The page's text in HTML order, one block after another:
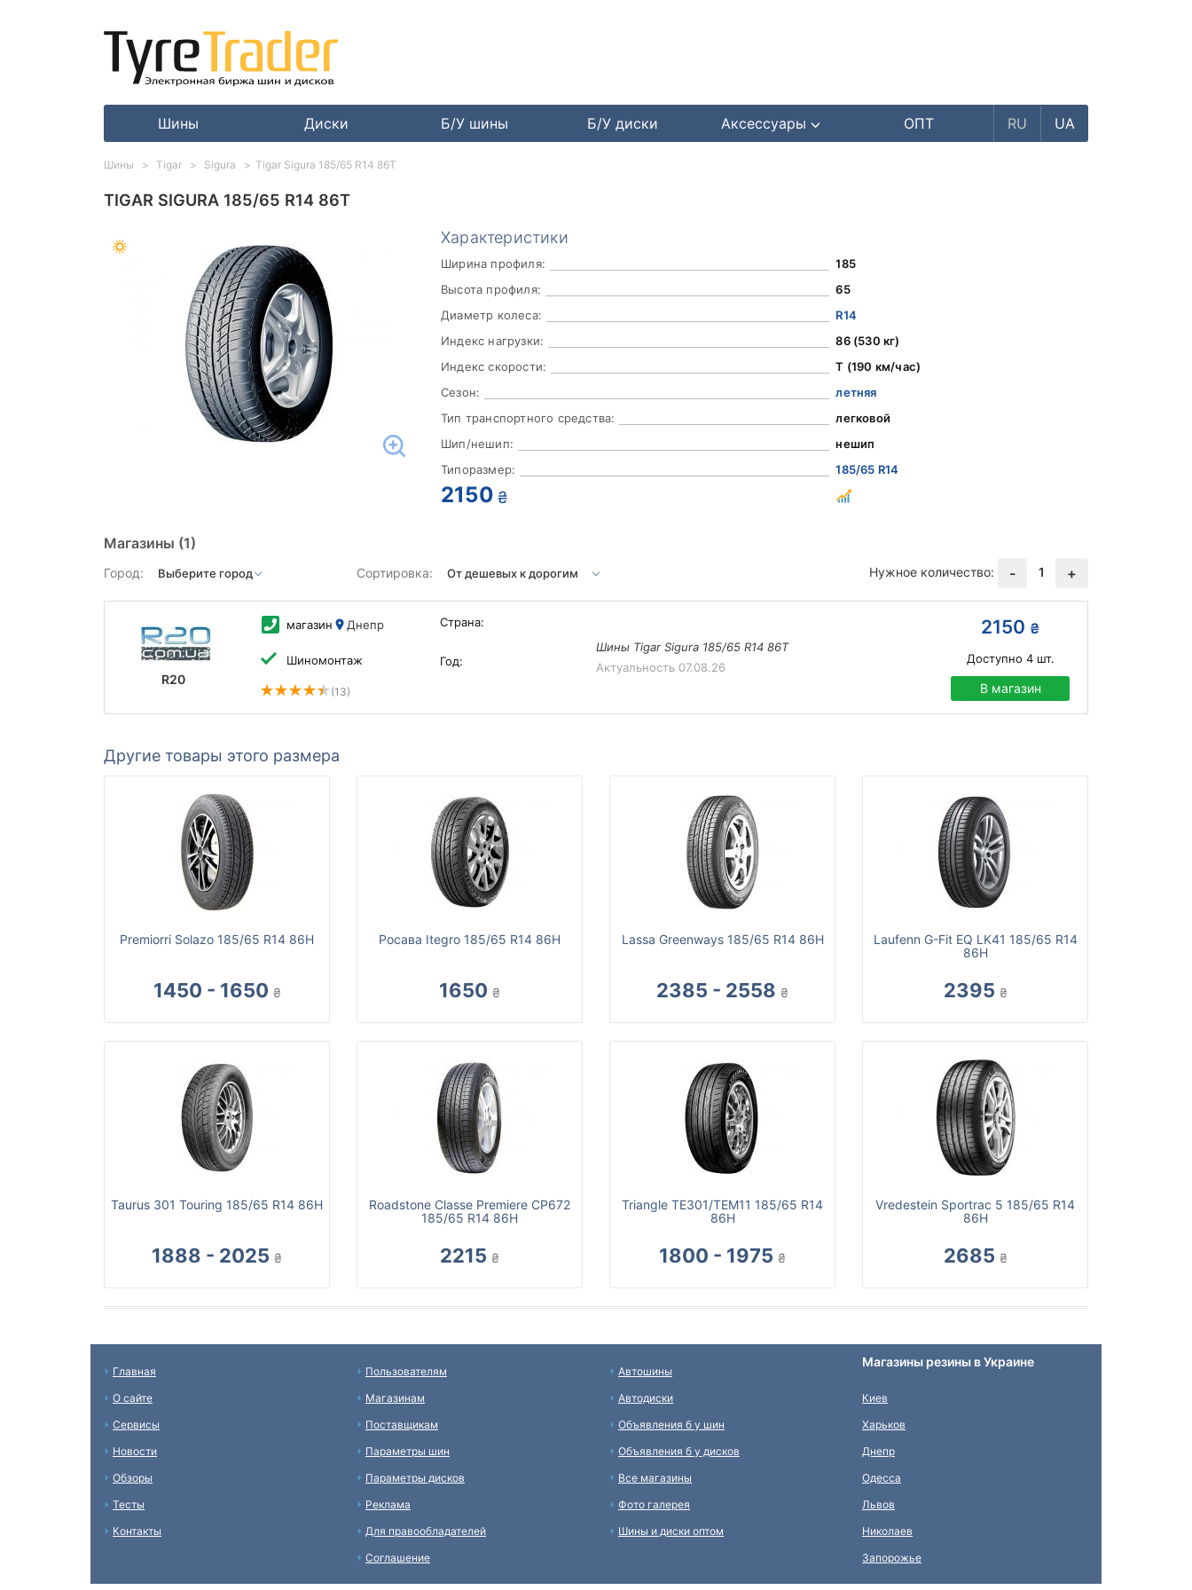
Шины Диски Б/У шины Б/У диски Аксессуары ОПТ RU UA
TIGAR SIGURA 185/65 R14 86T
Характеристики
Ширина профиля:
185
Высота профиля:
65
Диаметр колеса:
R14
Индекс нагрузки:
86 (530 кг)
Индекс скорости:
T (190 км/час)
Сезон:
летняя
Тип транспортного средства:
легковой
Шип/нешип:
нешип
Типоразмер:
185/65 R14
2150 ₴
Магазины (1)
Город: Сортировка: Нужное количество: - 1 +
R20
магазин Днепр
Шиномонтаж
(13)
Страна:
Год:
Шины Tigar Sigura 185/65 R14 86T
Актуальность 07.08.26
2150 ₴
Доступно 4шт.
В магазин
Другие товары этого размера
Premiorri Solazo 185/65 R14 86H
1450 - 1650 ₴
Росава Itegro 185/65 R14 86H
1650 ₴
Lassa Greenways 185/65 R14 86H
2385 - 2558 ₴
Laufenn G-Fit EQ LK41 185/65 R14
86H
2395 ₴
Taurus 301 Touring 185/65 R14 86H
1888 - 2025 ₴
Roadstone Classe Premiere CP672
185/65 R14 86H
2215 ₴
Triangle TE301/TEM11 185/65 R14
86H
1800 - 1975 ₴
Vredestein Sportrac 5 185/65 R14
86H
2685 ₴
Шины Tigar Sigura Tigar Sigura 185/65 R14 86T
Главная
О сайте
Сервисы
Новости
Обзоры
Тесты
Контакты
Пользователям
Магазинам
Поставщикам
Параметры шин
Параметры дисков
Реклама
Для правообладателей
Соглашение
Автошины
Автодиски
Объявления б у шин
Объявления б у дисков
Все магазины
Фото галерея
Шины и диски оптом
Магазины резины в Украине
Киев
Харьков
Днепр
Одесса
Львов
Николаев
Запорожье